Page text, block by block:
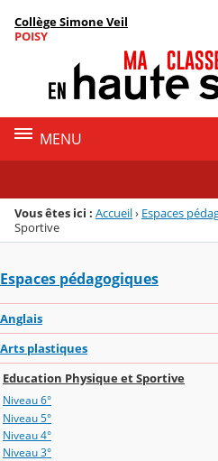
Menu de la rubrique
Contenu
Collège Simone Veil
POISY
MENU
Vous êtes ici : Accueil› Espaces
Sportive
Espaces pédagogiques
Anglais
Arts plastiques
Education Physique et Sportive
Niveau 6°
Niveau 5°
Niveau 4°
Niveau 3°